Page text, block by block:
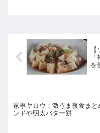
を
家事ヤロウ：激うま夜食まと
ンドや明太バター餅